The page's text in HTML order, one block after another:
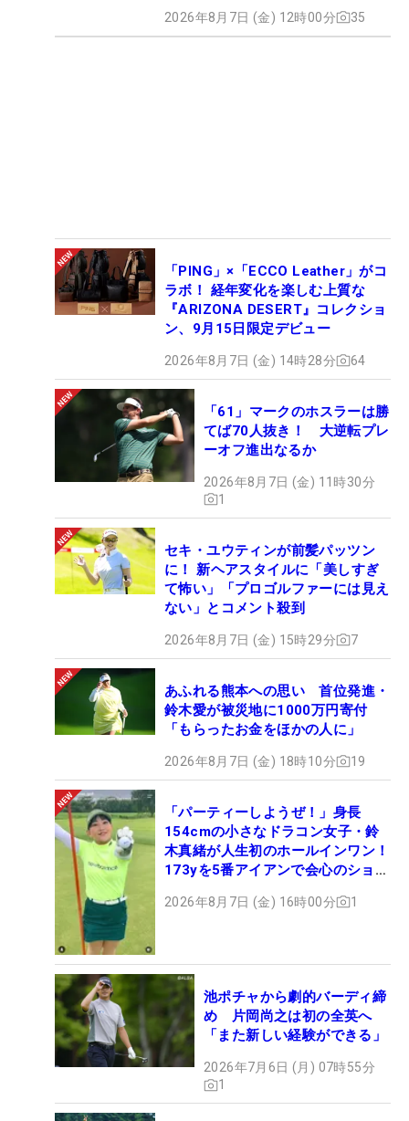
2026年8月7日 (金) 12時00分 35
「PING」×「ECCO Leather」がコ
ラボ！ 経年変化を楽しむ上質な
『ARIZONA DESERT』コレクショ
ン、9月15日限定デビュー
2026年8月7日 (金) 14時28分 64
「61」マークのホスラーは勝
てば70人抜き！ 大逆転プレ
ーオフ進出なるか
2026年8月7日 (金) 11時30分
1
セキ・ユウティンが前髪パッツン
に！ 新ヘアスタイルに「美しすぎ
て怖い」「プロゴルファーには見え
ない」とコメント殺到
2026年8月7日 (金) 15時29分 7
あふれる熊本への思い 首位発進・
鈴木愛が被災地に1000万円寄付
「もらったお金をほかの人に」
2026年8月7日 (金) 18時10分 19
「パーティーしようぜ！」身長
154cmの小さなドラコン女子・鈴
木真緒が人生初のホールインワン！
173yを5番アイアンで会心のショッ
2026年8月7日 (金) 16時00分 1
池ポチャから劇的バーディ締
め 片岡尚之は初の全英へ
「また新しい経験ができる」
2026年7月6日 (月) 07時55分
1